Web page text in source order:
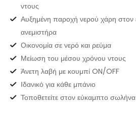
ντους
Αυξημένη παροχή νερού χάρη
ανεμιστήρα
Οικονομία σε νερό και ρεύμα
Μείωση του μέσου χρόνου ντους
Άνετη λαβή με κουμπί ON/OFF
Ιδανικό για κάθε μπάνιο
Τοποθετείτε στον εύκαμπτο